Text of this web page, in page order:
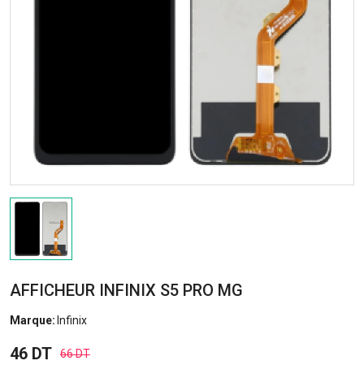
AFFICHEUR INFINIX S5 PRO MG
Marque: Infinix
46 DT 66 DT